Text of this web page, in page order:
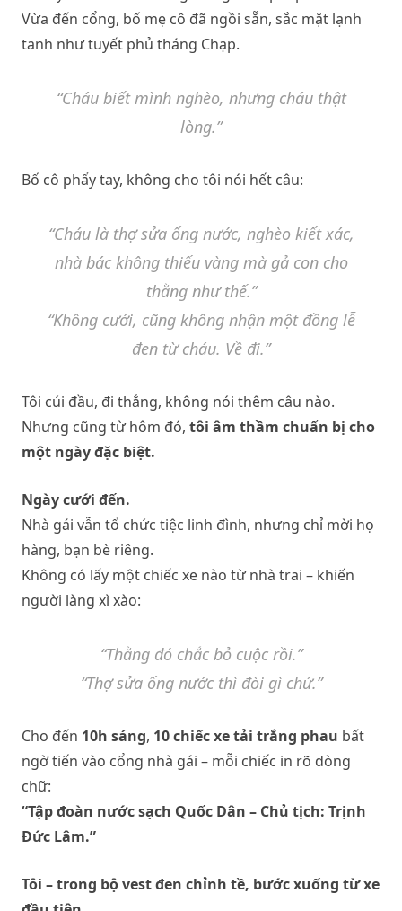
Vừa đến cổng, bố mẹ cô đã ngồi sẵn, sắc mặt lạnh
tanh như tuyết phủ tháng Chạp.
“Cháu biết mình nghèo, nhưng cháu thật
lòng.”
Bố cô phẩy tay, không cho tôi nói hết câu:
“Cháu là thợ sửa ống nước, nghèo kiết xác,
nhà bác không thiếu vàng mà gả con cho
thằng như thế.”
“Không cưới, cũng không nhận một đồng lễ
đen từ cháu. Về đi.”
Tôi cúi đầu, đi thẳng, không nói thêm câu nào.
Nhưng cũng từ hôm đó, tôi âm thầm chuẩn bị cho
một ngày đặc biệt.
Ngày cưới đến.
Nhà gái vẫn tổ chức tiệc linh đình, nhưng chỉ mời họ
hàng, bạn bè riêng.
Không có lấy một chiếc xe nào từ nhà trai – khiến
người làng xì xào:
“Thằng đó chắc bỏ cuộc rồi.”
“Thợ sửa ống nước thì đòi gì chứ.”
Cho đến 10h sáng, 10 chiếc xe tải trắng phau bất
ngờ tiến vào cổng nhà gái – mỗi chiếc in rõ dòng
chữ:
“Tập đoàn nước sạch Quốc Dân – Chủ tịch: Trịnh
Đức Lâm.”
Tôi – trong bộ vest đen chỉnh tề, bước xuống từ xe